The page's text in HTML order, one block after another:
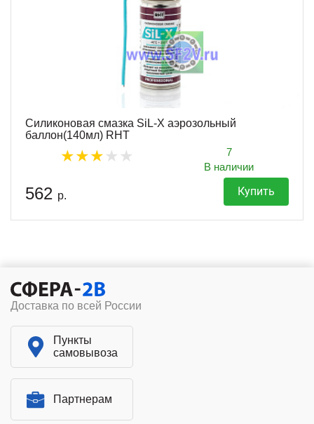
Силиконовая смазка SiL-X аэрозольный
баллон(140мл) RHT
7
В наличии
562 р. Купить
Доставка по всей России
Пункты
самовывоза
Партнерам